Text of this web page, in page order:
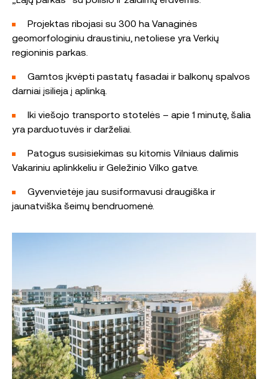
Projektas ribojasi su 300 ha Vanaginės
geomorfologiniu draustiniu, netoliese yra Verkių
regioninis parkas.
Gamtos įkvėpti pastatų fasadai ir balkonų spalvos
darniai įsilieja į aplinką.
Iki viešojo transporto stotelės – apie 1 minutę, šalia
yra parduotuvės ir darželiai.
Patogus susisiekimas su kitomis Vilniaus dalimis
Vakariniu aplinkkeliu ir Geležinio Vilko gatve.
Gyvenvietėje jau susiformavusi draugiška ir
jaunatviška šeimų bendruomenė.